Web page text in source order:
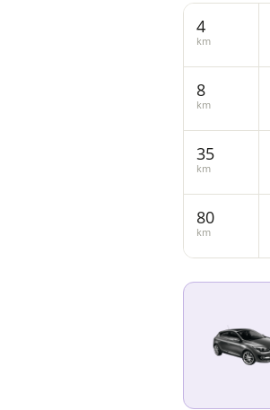
4
km
8
km
35
km
80
km